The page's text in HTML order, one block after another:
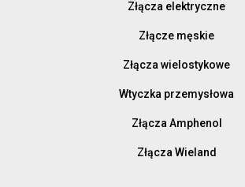
Złącza elektryczne
Złącze męskie
Złącza wielostykowe
Wtyczka przemysłowa
Złącza Amphenol
Złącza Wieland